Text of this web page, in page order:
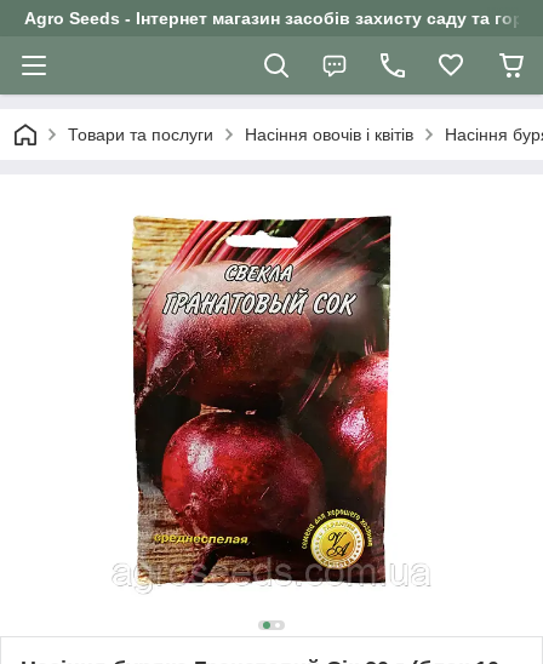
Agro Seeds - Інтернет магазин засобів захисту саду та
Товари та послуги Насіння овочів і квітів Насіння